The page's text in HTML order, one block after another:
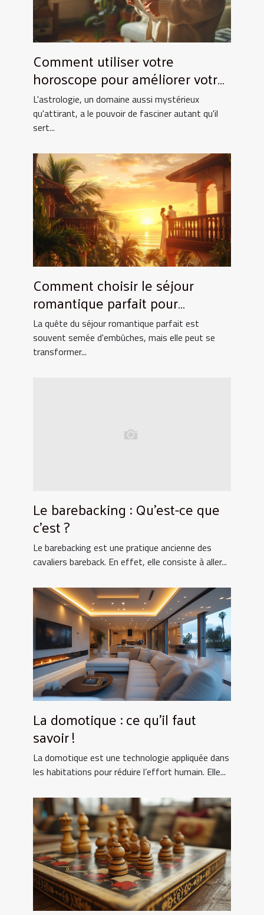
Comment utiliser votre
horoscope pour améliorer votre
quotidien
L'astrologie, un domaine aussi mystérieux
qu'attirant, a le pouvoir de fasciner autant qu'il
sert...
Comment choisir le séjour
romantique parfait pour
surprendre votre partenaire
La quête du séjour romantique parfait est
souvent semée d'embûches, mais elle peut se
transformer...
Le barebacking : Qu’est-ce que
c’est ?
Le barebacking est une pratique ancienne des
cavaliers bareback. En effet, elle consiste à aller...
La domotique : ce qu’il faut
savoir !
La domotique est une technologie appliquée dans
les habitations pour réduire l’effort humain. Elle...